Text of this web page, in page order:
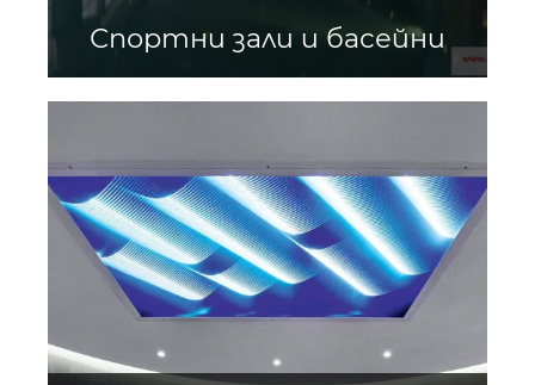
Спортни зали и басейни